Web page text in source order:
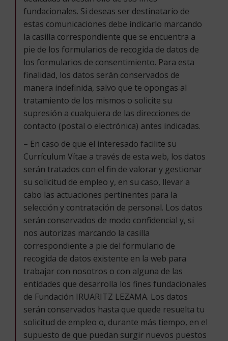
fundacionales. Si deseas ser destinatario de
estas comunicaciones debe indicarlo marcando
la casilla correspondiente que se encuentra a
pie de los formularios de recogida de datos de
los formularios de consentimiento. Para esta
finalidad, los datos serán conservados de
manera indefinida, salvo que te opongas al
tratamiento de los mismos o solicite su
supresión a cualquiera de las direcciones de
contacto (postal o electrónica) antes indicadas.
– En caso de que el interesado facilite su
Currículum Vítae a través de esta web, los datos
serán tratados con el fin de valorar y gestionar
su solicitud de empleo y, en su caso, llevar a
cabo las actuaciones pertinentes para la
selección y contratación de personal. Los datos
serán conservados de modo confidencial y, si
nos autorizas marcando la casilla
correspondiente a pie del formulario de
recogida de datos existente en la web para
trabajar con nosotros o con alguna de las
entidades que desarrolla los fines fundacionales
de Fundación IRUARITZ LEZAMA. Los datos
serán conservados hasta que quede resuelta tu
solicitud de empleo o, durante más tiempo, en el
supuesto de que puedan surgir nuevos puestos